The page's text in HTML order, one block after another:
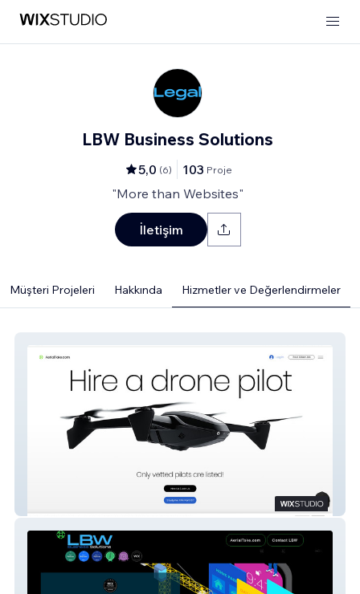
LBW Business Solutions
5,0 (6) 103 Proje
"More than Websites"
İletişim
Müşteri Projeleri Hakkında Hizmetler ve Değerlendirmeler